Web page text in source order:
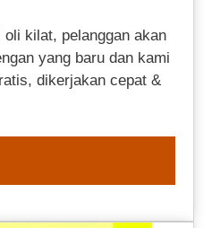
kilat, pelanggan akan
yang baru dan kami
dikerjakan cepat &